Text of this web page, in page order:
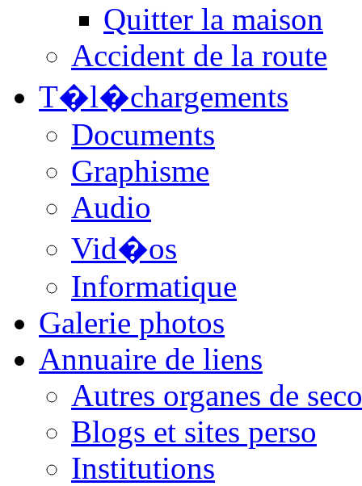
Quitter la maison
Accident de la route
T�l�chargements
Documents
Graphisme
Audio
Vid�os
Informatique
Galerie photos
Annuaire de liens
Autres organes de
Blogs et sites perso
Institutions